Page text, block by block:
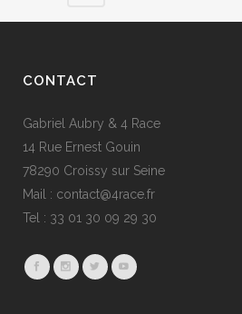
CONTACT
Gabriel Aubry & 4 Race
14 Rue Ernest Gouin
78290 Croissy sur Seine
Mail : contact@4race.fr
Tel : 33 01 30 09 29 30